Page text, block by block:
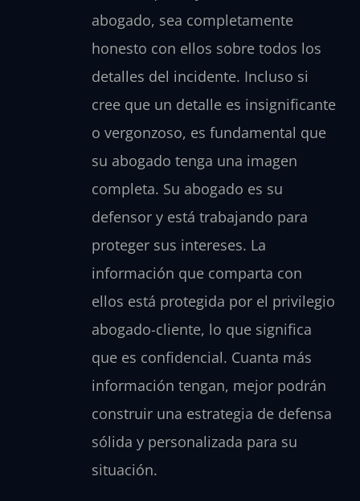
abogado, sea completamente
honesto con ellos sobre todos los
detalles del incidente. Incluso si
cree que un detalle es insignificante
o vergonzoso, es fundamental que
su abogado tenga una imagen
completa. Su abogado es su
defensor y está trabajando para
proteger sus intereses. La
información que comparta con
ellos está protegida por el privilegio
abogado-cliente, lo que significa
que es confidencial. Cuanta más
información tengan, mejor podrán
construir una estrategia de defensa
sólida y personalizada para su
situación.